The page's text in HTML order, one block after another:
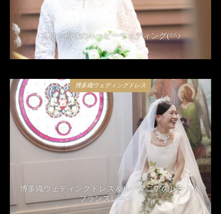
コロナ禍でのハッピーウェディング(^^♪
2021年4月24日
博多織ウェディングドレス
博多織ウェディングドレス＆ルーマニアのレース＆
フランスレース
2020年5月8日